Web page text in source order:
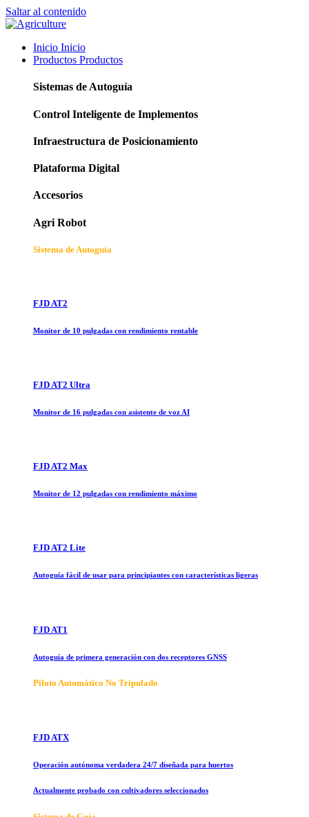
Saltar al contenido
Inicio Inicio
Productos Productos
Sistemas de Autoguía
Control Inteligente de Implementos
Infraestructura de Posicionamiento
Plataforma Digital
Accesorios
Agri Robot
Sistema de Autoguía
FJD AT2
Monitor de 10 pulgadas con rendimiento rentable
FJD AT2 Ultra
Monitor de 16 pulgadas con asistente de voz AI
FJD AT2 Max
Monitor de 12 pulgadas con rendimiento máximo
FJD AT2 Lite
Autoguía fácil de usar para principiantes con características ligeras
FJD AT1
Autoguía de primera generación con dos receptores GNSS
Piloto Automático No Tripulado
FJD ATX
Operación autónoma verdadera 24/7 diseñada para huertos
Actualmente probado con cultivadores seleccionados